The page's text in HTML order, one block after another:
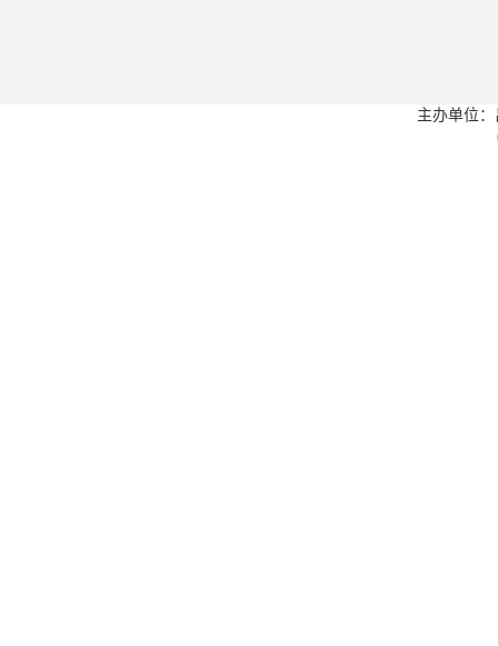
主办单位